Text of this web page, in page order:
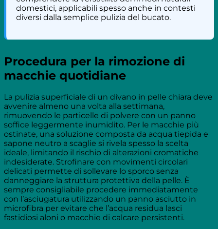
domestici, applicabili spesso anche in contesti
diversi dalla semplice pulizia del bucato.
Procedura per la rimozione di
macchie quotidiane
La pulizia superficiale di un divano in pelle chiara deve
avvenire almeno una volta alla settimana,
rimuovendo le particelle di polvere con un panno
soffice leggermente inumidito. Per le macchie più
ostinate, una soluzione composta da acqua tiepida e
sapone neutro a scaglie si rivela spesso la scelta
ideale, limitando il rischio di alterazioni cromatiche
indesiderate. Strofinare con movimenti circolari
delicati permette di sollevare lo sporco senza
danneggiare la struttura protettiva della pelle. È
sempre consigliabile procedere immediatamente
con l’asciugatura utilizzando un panno asciutto in
microfibra per evitare che l’acqua residua lasci
fastidiosi aloni o macchie di calcare persistenti.